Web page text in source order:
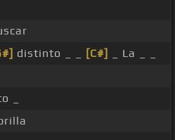
distinto _ _ [C#]
_ La _ _
_